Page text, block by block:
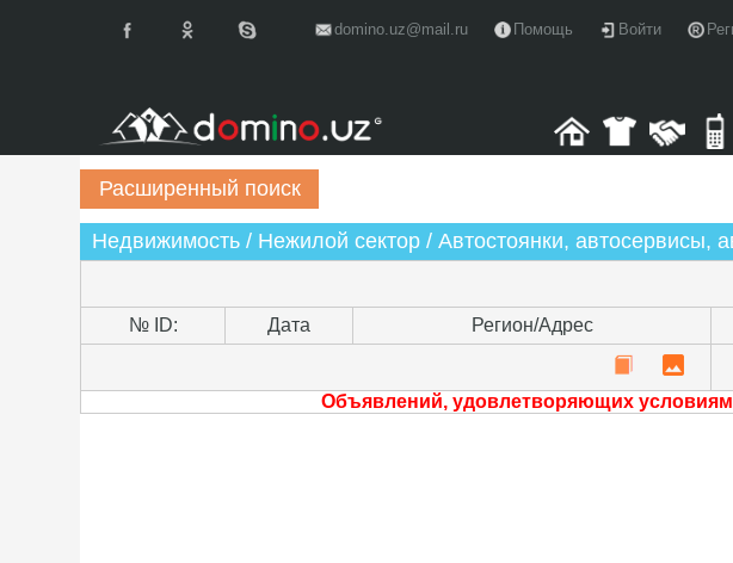
domino.uz@mail.ru Помощь Войти
Недвижимость / Нежилой сектор / Автостоянки, автосервисы,
№ ID: Дата Регион/Адрес
Объявлений, удовлетворяющих условиям